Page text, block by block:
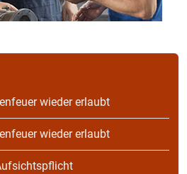
wieder erlaubt
wieder erlaubt